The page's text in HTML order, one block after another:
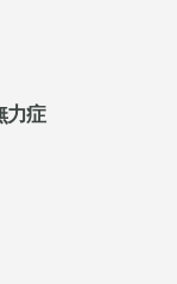
注療法(IVIg)
力症
らわれるの？